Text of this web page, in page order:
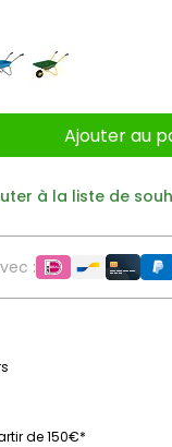
Ajouter au
à la liste de
:
de 150€*